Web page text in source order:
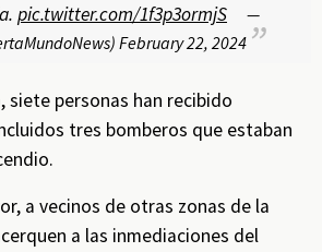
pic.twitter.com/1f3p3ormjS
—
February 22, 2024
siete personas han recibido
tres bomberos que estaban
a vecinos de otras zonas de la
a las inmediaciones del